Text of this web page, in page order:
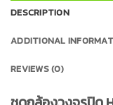
DESCRIPTION
ADDITIONAL
REVIEWS (0)